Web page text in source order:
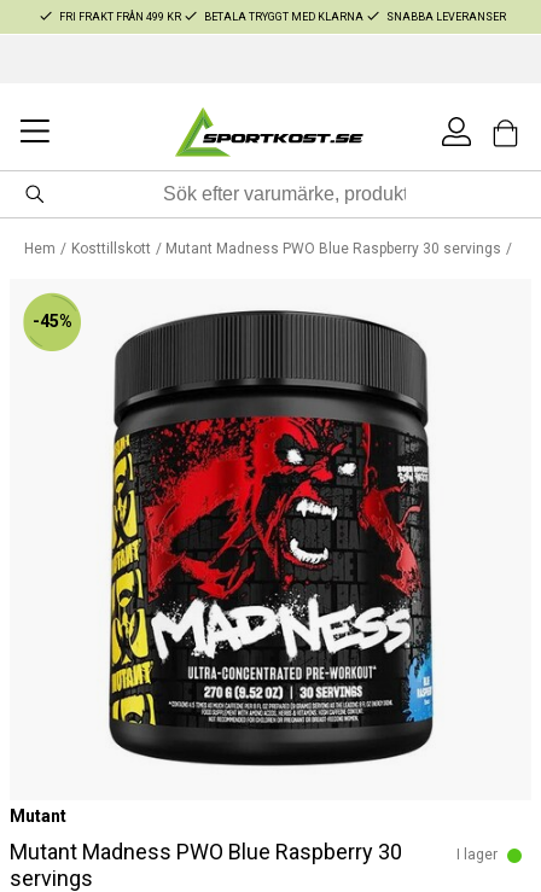
FRI FRAKT FRÅN 499 KR BETALA TRYGGT MED KLARNA SNABBA LEVERANSER
Hem Kosttillskott Mutant Madness PWO Blue Raspberry 30 servings
-45%
Mutant
Mutant Madness PWO Blue Raspberry 30
servings
I lager